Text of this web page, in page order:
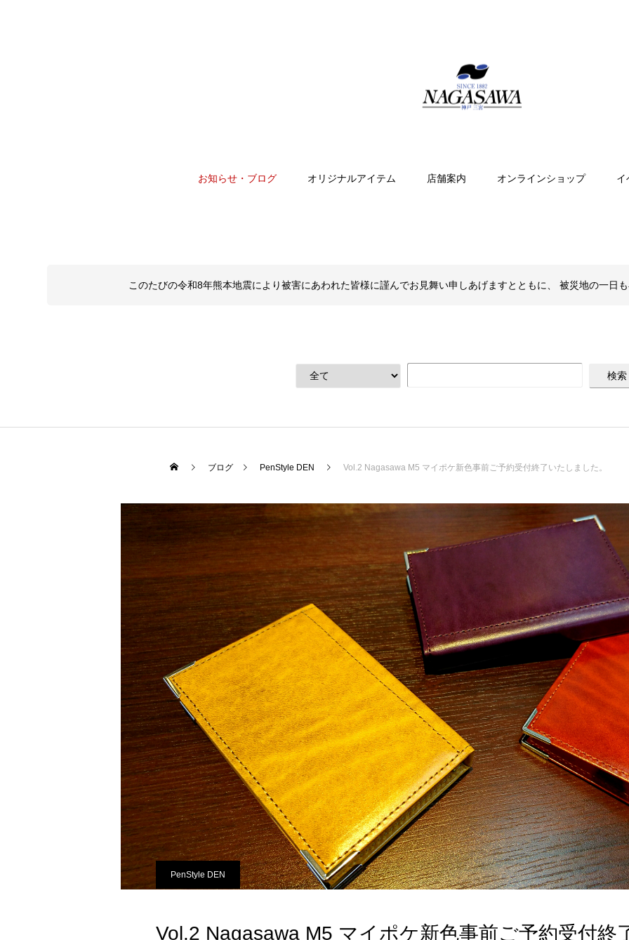
お知らせ・ブログ オリジナルアイテム 店舗案内 オンラインショップ イ
このたびの令和8年熊本地震により被害にあわれた皆様に謹んでお見舞い申しあげますとともに、 被災地の一日
ブログ PenStyle DEN Vol.2 Nagasawa M5 マイポケ新色事前ご予約受付終了いたしました。
PenStyle DEN
Vol.2 Nagasawa M5 マイポケ新色事前ご予約受付終